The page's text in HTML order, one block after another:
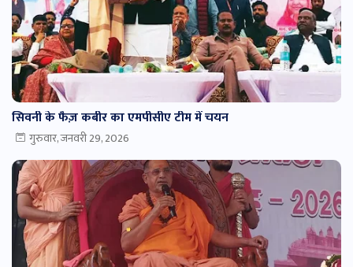
सिवनी के फैज़ कबीर का एमपीसीए टीम में चयन
गुरुवार, जनवरी 29, 2026